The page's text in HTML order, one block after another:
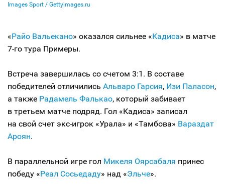
Images Sport / Gettyimages.ru
«Райо Вальекано» оказался сильнее «Кадиса» в матче
7-го тура Примеры.
Встреча завершилась со счетом 3:1. В составе
победителей отличились Альваро Гарсия, Изи Паласон,
а также Радамель Фалькао, который забивает
в третьем матче подряд. Гол «Кадиса» записал
на свой счет экс-игрок «Урала» и «Тамбова» Вараздат
Ароян.
В параллельной игре гол Микеля Оярсабаля принес
победу «Реал Сосьедаду» над «Эльче».